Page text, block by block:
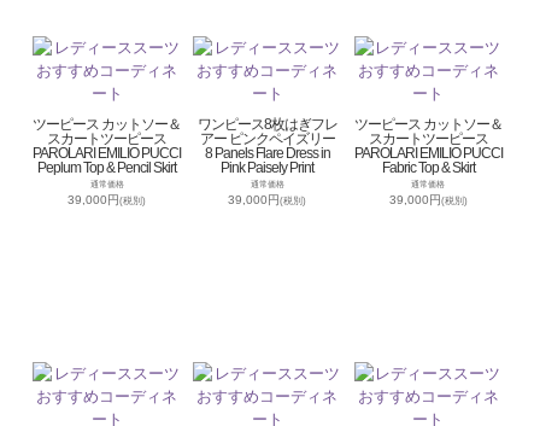
ツーピース カットソー＆
スカートツーピース
PAROLARI EMILIO PUCCI
Peplum Top & Pencil Skirt
通常価格
39,000円(税別)
ワンピース8枚はぎフレ
アー ピンクペイズリー
8 Panels Flare Dress in
Pink Paisely Print
通常価格
39,000円(税別)
ツーピース カットソー＆
スカートツーピース
PAROLARI EMILIO PUCCI
Fabric Top & Skirt
通常価格
39,000円(税別)